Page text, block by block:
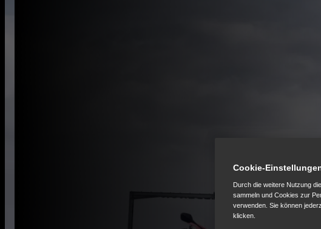
Cookie-
Durch die weitere Nutzung
sammeln und Cookies zur
verwenden. Sie können
klicken.